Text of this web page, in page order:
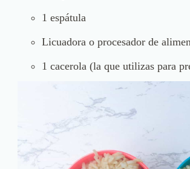
1 espátula
Licuadora o procesador de
1 cacerola (la que utilizas para